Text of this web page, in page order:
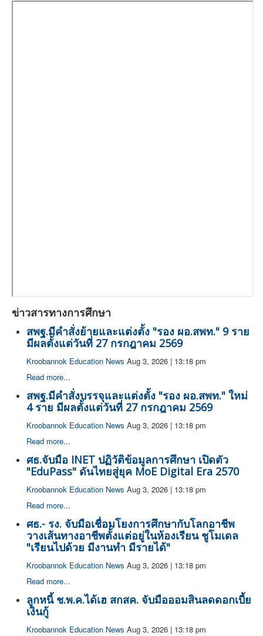
ข่าวสารทางการศึกษา
สพฐ.มีคำสั่งย้ายและแต่งตั้ง "รอง ผอ.สพท." 9 ราย
มีผลตั้งแต่วันที่ 27 กรกฎาคม 2569
Kroobannok Education News Aug 3, 2026 | 13:18 pm
Read more...
สพฐ.มีคำสั่งบรรจุและแต่งตั้ง "รอง ผอ.สพท." ใหม่
4 ราย มีผลตั้งแต่วันที่ 27 กรกฎาคม 2569
Kroobannok Education News Aug 3, 2026 | 13:18 pm
Read more...
ศธ.จับมือ INET ปฏิวัติข้อมูลการศึกษา เปิดตัว
"EduPass" ดันไทยสู่ยุค MoE Digital Era 2570
Kroobannok Education News Aug 3, 2026 | 13:18 pm
Read more...
ศธ.- รง. จับมือเชื่อมโยงการศึกษากับโลกอาชีพ
วางเส้นทางอาชีพตั้งแต่อยู่ในห้องเรียน ชูโมเดล
"เรียนไปด้วย มีงานทำ มีรายได้"
Kroobannok Education News Aug 3, 2026 | 13:18 pm
Read more...
ลูกหนี้ ช.พ.ค.ได้เฮ สกสค. จับมือออมสินลดดอกเบี้ย
เงินกู้
Kroobannok Education News Aug 3, 2026 | 13:18 pm